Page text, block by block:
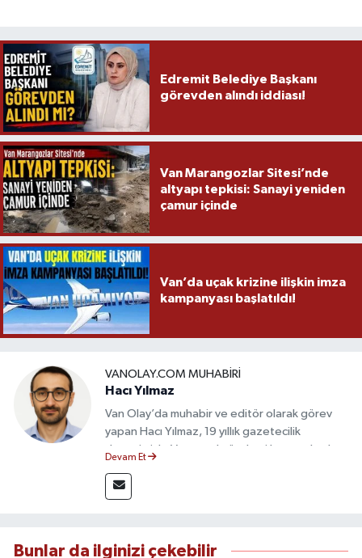
Edremit Belediye Başkanı
görevden alındı iddiası!
Van Marangozlar Sitesi’nde
altyapı tepkisi: Sanayi yeniden
çamur içinde
Van’da uçak krizine ilişkin imza
kampanyası başlatıldı!
VANOLAY.COM MUHABIRI
Hacı Yılmaz
Van Olay’da muhabir ve editör olarak görev
yapan Hacı Yılmaz, 19 yıllık gazetecilik
deneyimiyle Van yerel gündemi başta olmak
takip etmektedir. Editoryal sürece katkı sunan
Yılmaz, tarafsızlık, doğruluk ve etik ilkeler
Devam Et
Bunlar da ilginizi çekebilir